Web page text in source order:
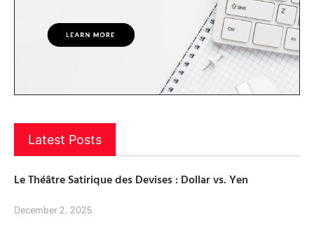
Latest Posts
Le Théâtre Satirique des Devises : Dollar vs. Yen
December 2, 2025